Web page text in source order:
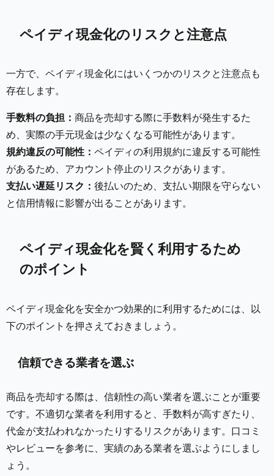
ペイディ現金化のリスクと注意点
一方で、ペイディ現金化にはいくつかのリスクと注意点も
存在します。
手数料の負担： 商品を売却する際に手数料が発生するた
め、実際の手元現金は少なくなる可能性があります。
規約違反の可能性： ペイディの利用規約に違反する可能性
があるため、アカウント停止のリスクがあります。
支払い遅延リスク： 後払いのため、支払い期限を守らない
と信用情報に影響が出ることがあります。
ペイディ現金化を賢く利用するため
のポイント
ペイディ現金化を安全かつ効果的に利用するためには、以
下のポイントを押さえておきましょう。
信頼できる業者を選ぶ
商品を売却する際は、信頼性の高い業者を選ぶことが重要
です。不適切な業者を利用すると、手数料が高すぎたり、
代金が支払われなかったりするリスクがあります。口コミ
やレビューを参考に、実績のある業者を選ぶようにしまし
ょう。